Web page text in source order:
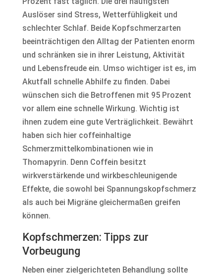
Auslöser sind Stress, Wetterfühligkeit und
schlechter Schlaf. Beide Kopfschmerzarten
beeinträchtigen den Alltag der Patienten enorm
und schränken sie in ihrer Leistung, Aktivität
und Lebensfreude ein. Umso wichtiger ist es, im
Akutfall schnelle Abhilfe zu finden. Dabei
wünschen sich die Betroffenen mit 95 Prozent
vor allem eine schnelle Wirkung. Wichtig ist
ihnen zudem eine gute Verträglichkeit. Bewährt
haben sich hier coffeinhaltige
Schmerzmittelkombinationen wie in
Thomapyrin. Denn Coffein besitzt
wirkverstärkende und wirkbeschleunigende
Effekte, die sowohl bei Spannungskopfschmerz
als auch bei Migräne gleichermaßen greifen
können.
Kopfschmerzen: Tipps zur
Vorbeugung
Neben einer zielgerichteten Behandlung sollte